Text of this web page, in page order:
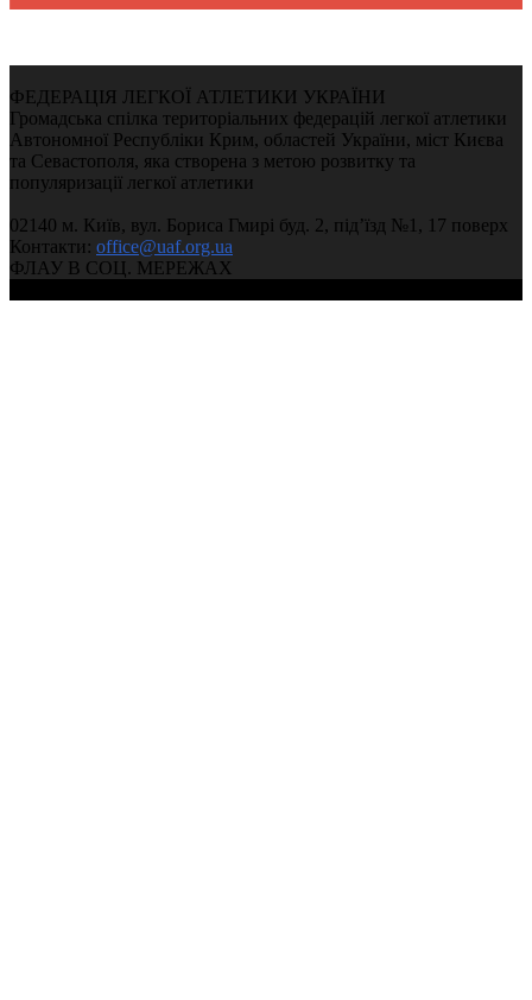
ФЕДЕРАЦІЯ ЛЕГКОЇ АТЛЕТИКИ УКРАЇНИ
Громадська спілка територіальних федерацій легкої атлетики
Автономної Республіки Крим, областей України, міст Києва
та Севастополя, яка створена з метою розвитку та
популяризації легкої атлетики
02140 м. Київ, вул. Бориса Гмирі буд. 2, під’їзд №1, 17 поверх
Контакти: office@uaf.org.ua
ФЛАУ В СОЦ. МЕРЕЖАХ